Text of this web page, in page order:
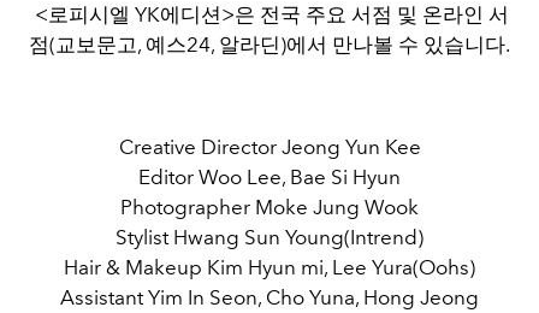
<로피시엘 YK에디션>은 전국 주요 서점 및 온라인 서
점(교보문고, 예스24, 알라딘)에서 만나볼 수 있습니다.
Creative Director Jeong Yun Kee
Editor Woo Lee, Bae Si Hyun
Photographer Moke Jung Wook
Stylist Hwang Sun Young(Intrend)
Hair & Makeup Kim Hyun mi, Lee Yura(Oohs)
Assistant Yim In Seon, Cho Yuna, Hong Jeong